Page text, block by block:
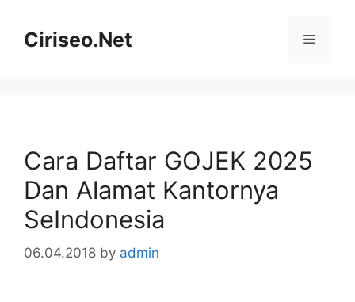
contentCiriseo.Net Menu
Cara Daftar GOJEK 2025
Dan Alamat Kantornya
SeIndonesia
06.04.2018 by admin